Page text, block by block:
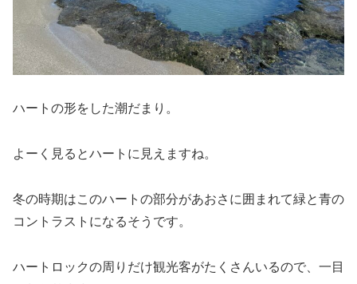
ハートの形をした潮だまり。
よーく見るとハートに見えますね。
冬の時期はこのハートの部分があおさに囲まれて緑と青の
コントラストになるそうです。
ハートロックの周りだけ観光客がたくさんいるので、一目